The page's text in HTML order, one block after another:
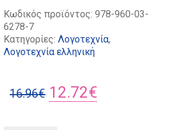
Κωδικός προϊόντος:978-960-03-
6278-7
Κατηγορίες:Λογοτεχνία,
Λογοτεχνία ελληνική
16.96€ Original
12.72€